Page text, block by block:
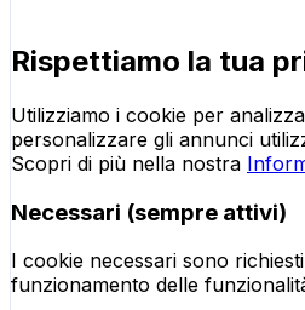
Rispettiamo la tua
Utilizziamo i cookie per
personalizzare gli annunci
Scopri di più nella nostra
Necessari (sempre attivi)
I cookie necessari sono
funzionamento delle